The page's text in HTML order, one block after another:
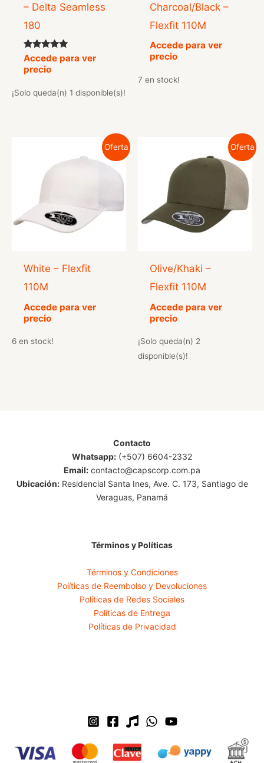
– Delta Seamless
180
Valorado
con
5.00
Accede para ver
precio
¡Solo queda(n) 1 disponible(s)!
Charcoal/Black –
Flexfit 110M
Accede para ver
precio
7 en stock!
Oferta
White – Flexfit
110M
Accede para ver
precio
6 en stock!
Oferta
Olive/Khaki –
Flexfit 110M
Accede para ver
precio
¡Solo queda(n) 2
disponible(s)!
Contacto
Whatsapp: (+507) 6604-2332
Email: contacto@capscorp.com.pa
Ubicación:Residencial Santa Ines, Ave. C. 173, Santiago de
Veraguas, Panamá
Términos y Políticas
Términos y Condiciones
Políticas de Reembolso y Devoluciones
Políticas de Redes Sociales
Políticas de Entrega
Políticas de Privacidad